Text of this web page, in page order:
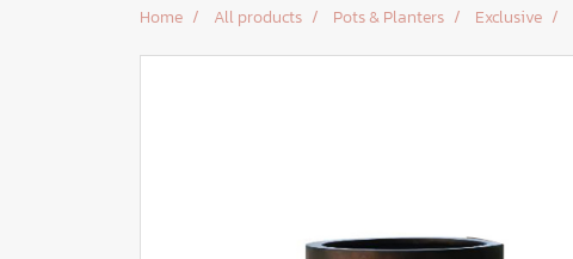
Home All products Pots & Planters Exclusive